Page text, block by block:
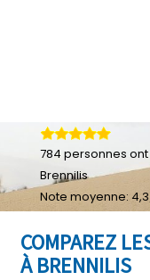
COMPAREZ
À BRENNILIS
784 personnes
Brennilis
Note moyenne: 4,3